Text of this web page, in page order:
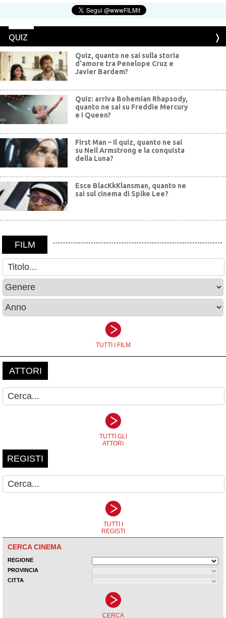
QUIZ
Quiz, quanto ne sai sulla storia
d'amore tra Penelope Cruz e
Javier Bardem?
Quiz: arriva Bohemian Rhapsody,
quanto ne sai su Freddie Mercury
e i Queen?
First Man – Il quiz, quanto ne sai
su Neil Armstrong e la conquista
della Luna?
Esce BlacKkKlansman, quanto ne
sai sul cinema di Spike Lee?